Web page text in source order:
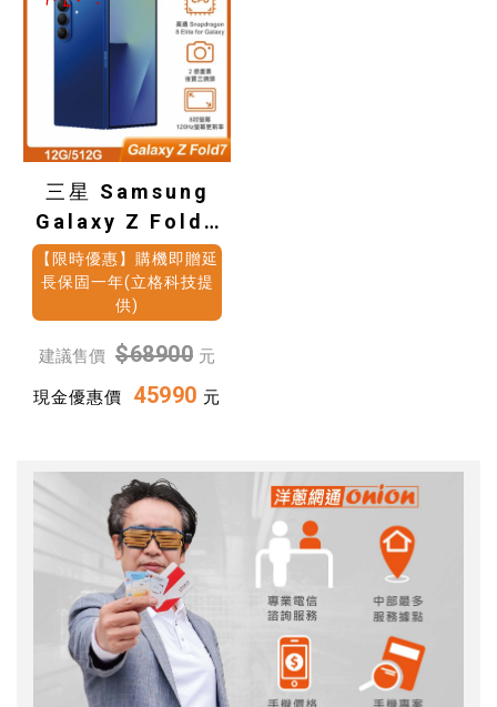
三星 Samsung
Galaxy Z Fold7
(12G/512G)
【限時優惠】購機即贈延
長保固一年(立格科技提
供)
建議售價 $68900 元
現金優惠價 45990 元